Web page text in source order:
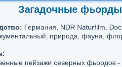
Загадочные фьорды
Германия, NDR Naturfilm,
природа, фауна,
пейзажи северных фьордов -